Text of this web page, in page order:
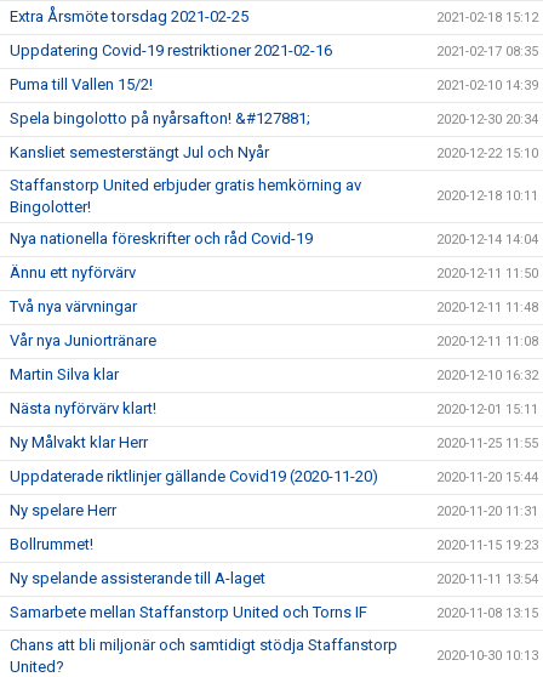
Extra Årsmöte torsdag 2021-02-25 2021-02-18 15:12
Uppdatering Covid-19 restriktioner 2021-02-16 2021-02-17 08:35
Puma till Vallen 15/2! 2021-02-10 14:39
Spela bingolotto på nyårsafton! &#127881; 2020-12-30 20:34
Kansliet semesterstängt Jul och Nyår 2020-12-22 15:10
Staffanstorp United erbjuder gratis hemkörning av
Bingolotter!
2020-12-18 10:11
Nya nationella föreskrifter och råd Covid-19 2020-12-14 14:04
Ännu ett nyförvärv 2020-12-11 11:50
Två nya värvningar 2020-12-11 11:48
Vår nya Juniortränare 2020-12-11 11:08
Martin Silva klar 2020-12-10 16:32
Nästa nyförvärv klart! 2020-12-01 15:11
Ny Målvakt klar Herr 2020-11-25 11:55
Uppdaterade riktlinjer gällande Covid19 (2020-11-20) 2020-11-20 15:44
Ny spelare Herr 2020-11-20 11:31
Bollrummet! 2020-11-15 19:23
Ny spelande assisterande till A-laget 2020-11-11 13:54
Samarbete mellan Staffanstorp United och Torns IF 2020-11-08 13:15
Chans att bli miljonär och samtidigt stödja Staffanstorp
United?
2020-10-30 10:13